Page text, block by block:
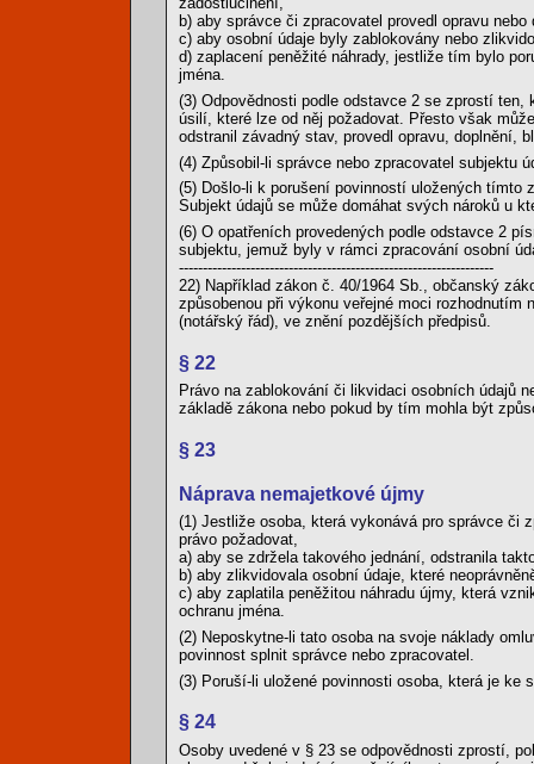
b) aby správce či zpracovatel provedl opravu
c) aby osobní údaje byly zablokovány nebo
d) zaplacení peněžité náhrady, jestliže tím bylo
jména.
(3) Odpovědnosti podle odstavce 2 se zprostí
úsilí, které lze od něj požadovat. Přesto však
odstranil závadný stav, provedl opravu, doplnění,
(4) Způsobil-li správce nebo zpracovatel subjektu
(5) Došlo-li k porušení povinností uložených tímto
Subjekt údajů se může domáhat svých nároků u
(6) O opatřeních provedených podle odstavce 2
subjektu, jemuž byly v rámci zpracování osobní
------------------------------------------------------------------
22) Například zákon č. 40/1964 Sb., občanský
způsobenou při výkonu veřejné moci
(notářský řád), ve znění pozdějších předpisů.
§ 22
Právo na zablokování či likvidaci osobních údajů
základě zákona nebo pokud by tím mohla být
§ 23
Náprava nemajetkové újmy
(1) Jestliže osoba, která vykonává pro správce či
právo požadovat,
a) aby se zdržela takového jednání, odstranila
b) aby zlikvidovala osobní údaje, které
c) aby zaplatila peněžitou náhradu újmy, která
ochranu jména.
(2) Neposkytne-li tato osoba na svoje náklady
povinnost splnit správce nebo zpracovatel.
(3) Poruší-li uložené povinnosti osoba, která je ke
§ 24
Osoby uvedené v § 23 se odpovědnosti zprostí,